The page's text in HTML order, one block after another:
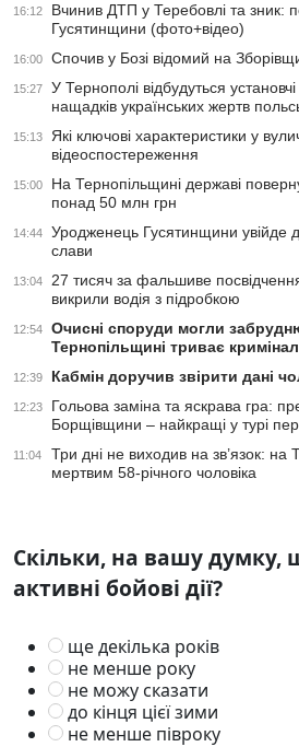
16:12
Вчинив ДТП у Теребовлі та зник:
Гусятинщини (фото+відео)
16:00 Спочив у Бозі відомий на
15:27
У Тернополі відбудуться установчі
нащадків українських жертв
15:13
Які ключові характеристики у
відеоспостереження
15:00
На Тернопільщині державі
понад 50 млн грн
14:44
Уродженець Гусятинщини увійде
слави
13:04
27 тисяч за фальшиве
викрили водія з підробкою
12:54
Очисні споруди могли
Тернопільщині триває
12:39 Кабмін доручив звірити дані
12:23
Гольова заміна та яскрава гра:
Борщівщини – найкращі у турі
11:04
Три дні не виходив на зв’язок: на
мертвим 58-річного чоловіка
Скільки, на вашу думку,
активні бойові дії?
ще декілька років
не менше року
не можу сказати
до кінця цієї зими
не менше півроку